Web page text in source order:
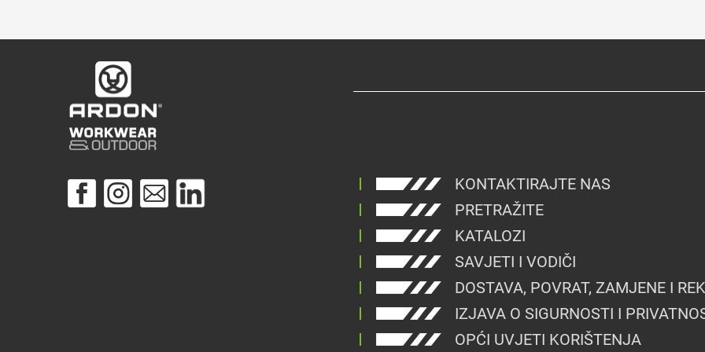
KONTAKTIRAJTE NAS
PRETRAŽITE
KATALOZI
SAVJETI I VODIČI
DOSTAVA, POVRAT, ZAMJENE I
IZJAVA O SIGURNOSTI I
OPĆI UVJETI KORIŠTENJA